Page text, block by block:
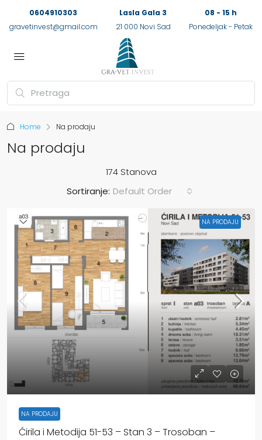
0604910303
gravetinvest@gmail.com
Lasla Gala 3
21 000 Novi Sad
08 - 15 h
Ponedeljak - Petak
Home Na prodaju
Na prodaju
174 Stanova
Sortiranje: Default Order
NA PRODAJU
NA PRODAJU
Ćirila i Metodija 51-53 – Stan 3 – Trosoban –